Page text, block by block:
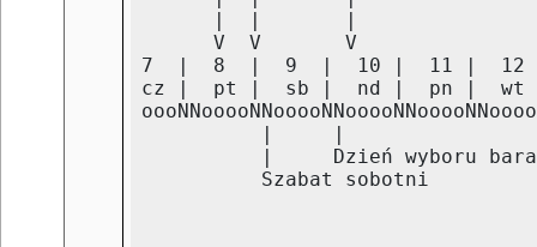
|  |       |
V  V       V
7  |  8  |  9  |  10 |  11 |
cz |  pt |  sb |  nd |  pn |
|     |
|     Dzień wyboru baranka
Szabat sobotni